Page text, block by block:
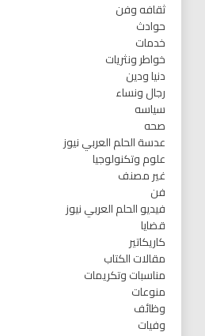
ثقافه وفن
حوادث
خدمات
خواطر ونثريات
دنيا ودين
رجال ونساء
سياسه
صحه
عدسة الحلم العربي نيوز
علوم وتكنولوجيا
غير مصنف
فن
فيديو الحلم العربي نيوز
قضايا
كاريكاتير
مقالات الكتاب
مناسبات وتكريمات
منوعات
وظائف
وفيات